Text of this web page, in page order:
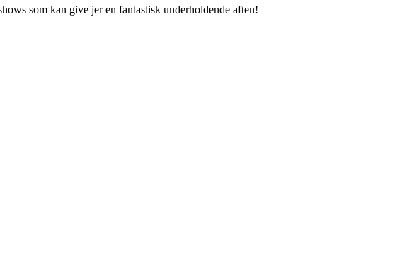
som kan give jer en fantastisk underholdende aften!